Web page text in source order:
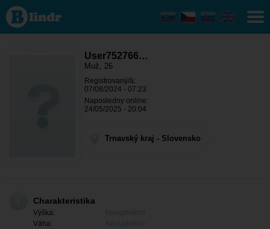
User752766341
- On hledá
někoho
Trnavský kraj -
User752766…
Muž, 26
Registrovaný/á:
07/08/2024 - 07:23
Naposledny online:
24/05/2025 - 20:04
Trnavský kraj - Slovensko
Charakteristika
Výška:
Váha: